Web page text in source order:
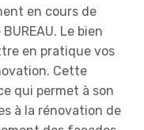
en cours de
Le bien
en pratique vos
Cette
qui permet à son
à la rénovation de